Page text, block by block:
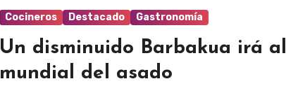
Cocineros Destacado Gastronomía
Un disminuido Barbakua irá al
mundial del asado